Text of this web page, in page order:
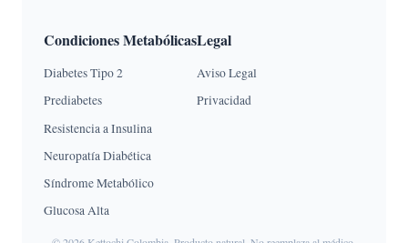
Condiciones Metabólicas
Diabetes Tipo 2
Prediabetes
Resistencia a Insulina
Neuropatía Diabética
Síndrome Metabólico
Glucosa Alta
Legal
Aviso Legal
Privacidad